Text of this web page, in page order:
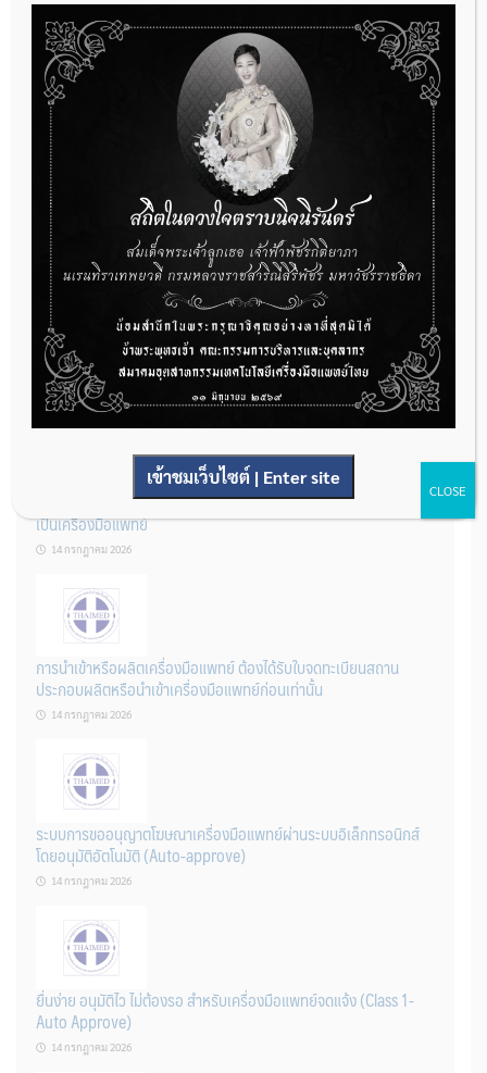
ผู้ประกอบการผลิต และ นักวิจัย ที่ต้องการขึ้นทะเบียนเครื่องมือแพทย์
ต้องทำอย่างไรบ้าง
22 กรกฎาคม 2026
กองควบคุมเครื่องมือแพทย์ เปิดรับฟังความคิดเห็นหลักการยกร่าง
กฎหมาย จำนวน 3 ฉบับ ผ่านระบบกลางทางกฎหมาย
22 กรกฎาคม 2026
การโฆษณาเครื่องมือแพทย์แบบใดที่ได้รับการยกเว้นไม่ต้องขออนุญาต
14 กรกฎาคม 2026
รู้หรือไม่? ผลิตภัณฑ์ชุดตรวจสําหรับตรวจสอบการปนเปื้อนแบบใดจัด
เป็นเครื่องมือแพทย์
14 กรกฎาคม 2026
การนำเข้าหรือผลิตเครื่องมือแพทย์ ต้องได้รับใบจดทะเบียนสถาน
ประกอบผลิตหรือนำเข้าเครื่องมือแพทย์ก่อนเท่านั้น
14 กรกฎาคม 2026
ระบบการขออนุญาตโฆษณาเครื่องมือแพทย์ผ่านระบบอิเล็กทรอนิกส์
โดยอนุมัติอัตโนมัติ (Auto-approve)
14 กรกฎาคม 2026
ยื่นง่าย อนุมัติไว ไม่ต้องรอ สำหรับเครื่องมือแพทย์จดแจ้ง (Class 1-
Auto Approve)
14 กรกฎาคม 2026
เข้าชมเว็บไซต์ | Enter site
CLOSE